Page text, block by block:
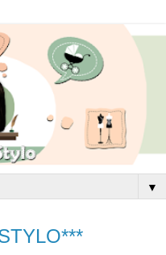
▼